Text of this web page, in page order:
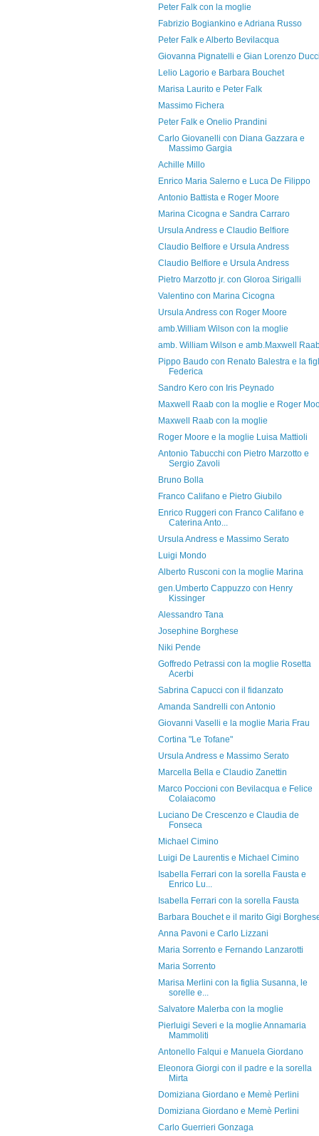
Peter Falk con la moglie
Fabrizio Bogiankino e Adriana Russo
Peter Falk e Alberto Bevilacqua
Giovanna Pignatelli e Gian Lorenzo Ducci
Lelio Lagorio e Barbara Bouchet
Marisa Laurito e Peter Falk
Massimo Fichera
Peter Falk e Onelio Prandini
Carlo Giovanelli con Diana Gazzara e
Massimo Gargia
Achille Millo
Enrico Maria Salerno e Luca De Filippo
Antonio Battista e Roger Moore
Marina Cicogna e Sandra Carraro
Ursula Andress e Claudio Belfiore
Claudio Belfiore e Ursula Andress
Claudio Belfiore e Ursula Andress
Pietro Marzotto jr. con Gloroa Sirigalli
Valentino con Marina Cicogna
Ursula Andress con Roger Moore
amb.William Wilson con la moglie
amb. William Wilson e amb.Maxwell
Pippo Baudo con Renato Balestra e la
Federica
Sandro Kero con Iris Peynado
Maxwell Raab con la moglie e Roger
Maxwell Raab con la moglie
Roger Moore e la moglie Luisa Mattioli
Antonio Tabucchi con Pietro Marzotto e
Sergio Zavoli
Bruno Bolla
Franco Califano e Pietro Giubilo
Enrico Ruggeri con Franco Califano e
Caterina Anto...
Ursula Andress e Massimo Serato
Luigi Mondo
Alberto Rusconi con la moglie Marina
gen.Umberto Cappuzzo con Henry
Kissinger
Alessandro Tana
Josephine Borghese
Niki Pende
Goffredo Petrassi con la moglie Rosetta
Acerbi
Sabrina Capucci con il fidanzato
Amanda Sandrelli con Antonio
Giovanni Vaselli e la moglie Maria Frau
Cortina "Le Tofane"
Ursula Andress e Massimo Serato
Marcella Bella e Claudio Zanettin
Marco Poccioni con Bevilacqua e Felice
Colaiacomo
Luciano De Crescenzo e Claudia de
Fonseca
Michael Cimino
Luigi De Laurentis e Michael Cimino
Isabella Ferrari con la sorella Fausta e
Enrico Lu...
Isabella Ferrari con la sorella Fausta
Barbara Bouchet e il marito Gigi
Anna Pavoni e Carlo Lizzani
Maria Sorrento e Fernando Lanzarotti
Maria Sorrento
Marisa Merlini con la figlia Susanna, le
sorelle e...
Salvatore Malerba con la moglie
Pierluigi Severi e la moglie Annamaria
Mammoliti
Antonello Falqui e Manuela Giordano
Eleonora Giorgi con il padre e la sorella
Mirta
Domiziana Giordano e Memè Perlini
Domiziana Giordano e Memè Perlini
Carlo Guerrieri Gonzaga